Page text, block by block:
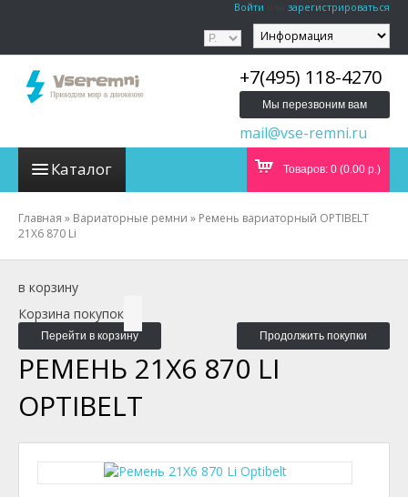
Войти зарегистрироваться
+7(495) 118-4270
Мы перезвоним вам
mail@vse-remni.ru
Каталог Товаров: 0 (0.00 р.)
Главная » Вариаторные ремни » Ремень вариаторный OPTIBELT
21X6 870 Li
в корзину
Корзина покупок
Перейти в корзину Продолжить покупки
РЕМЕНЬ 21X6 870 LI
OPTIBELT